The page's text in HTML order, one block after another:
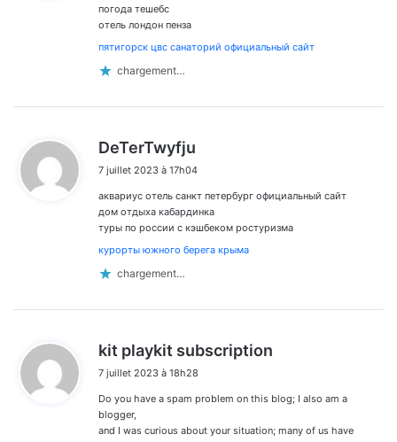
погода тешебс
отель лондон пенза
пятигорск цвс санаторий официальный сайт
chargement…
DeTerTwyfju
t
:
7 juillet 2023 à 17h04
аквариус отель санкт петербург официальный сайт
дом отдыха кабардинка
туры по россии с кэшбеком ростуризма
курорты южного берега крыма
chargement…
kit playkit subscription
7 juillet 2023 à 18h28
Do you have a spam problem on this blog; I also am a
blogger,
and I was curious about your situation; many of us have